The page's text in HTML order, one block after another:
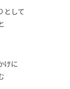
として
けに